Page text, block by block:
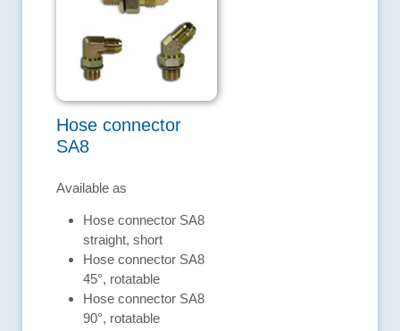
Hose connector
SA8
Available as
Hose connector SA8
straight, short
Hose connector SA8
45°, rotatable
Hose connector SA8
90°, rotatable